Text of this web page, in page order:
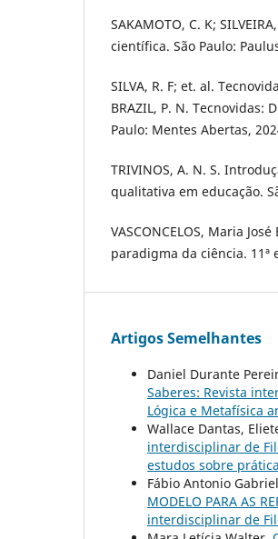
SAKAMOTO, C. K;
científica. São Paulo:
SILVA, R. F; et. al.
BRAZIL, P. N. Tecnovidas:
Paulo: Mentes Abertas,
TRIVINOS, A. N. S.
qualitativa em educação.
VASCONCELOS, Maria
paradigma da ciência. 11ª
Artigos Semelhantes
Daniel Durante
Saberes: Revista
Lógica e Metafísica
Wallace Dantas,
interdisciplinar de
estudos sobre
Fábio Antonio
MODELO PARA AS
interdisciplinar de